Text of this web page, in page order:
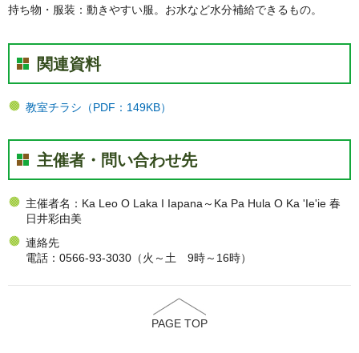
持ち物・服装：動きやすい服。お水など水分補給できるもの。
関連資料
教室チラシ（PDF：149KB）
主催者・問い合わせ先
主催者名：Ka Leo O Laka I Iapana～Ka Pa Hula O Ka 'Ie'ie 春
日井彩由美
連絡先
電話：0566-93-3030（火～土 9時～16時）
PAGE TOP